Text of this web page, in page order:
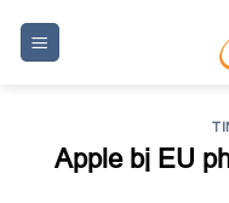
Apple bị EU